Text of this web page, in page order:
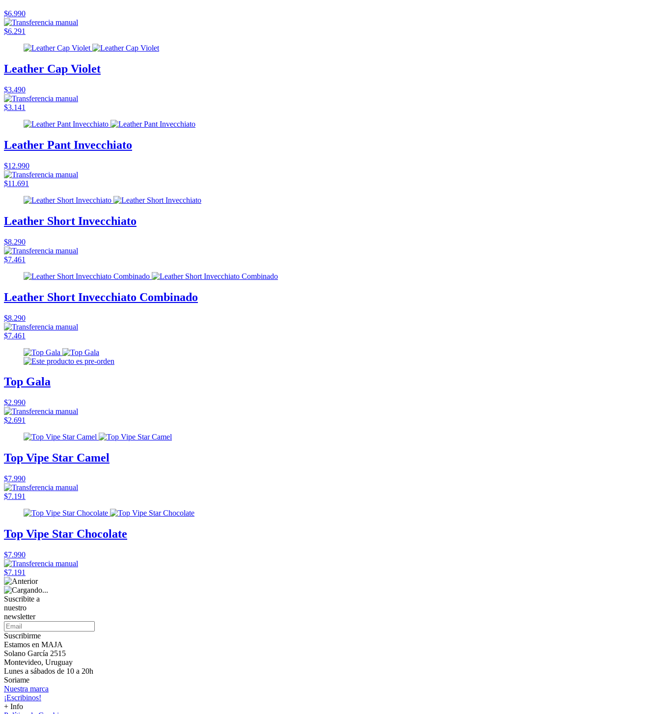
$6.990
$6.291
Leather Cap Violet
$3.490
$3.141
Leather Pant Invecchiato
$12.990
$11.691
Leather Short Invecchiato
$8.290
$7.461
Leather Short Invecchiato Combinado
$8.290
$7.461
Top Gala
$2.990
$2.691
Top Vipe Star Camel
$7.990
$7.191
Top Vipe Star Chocolate
$7.990
$7.191
Suscribite a
nuestro
newsletter
Suscribirme
Estamos en MAJA
Solano García 2515
Montevideo, Uruguay
Lunes a sábados de 10 a 20h
Soriame
Nuestra marca
¡Escribinos!
+ Info